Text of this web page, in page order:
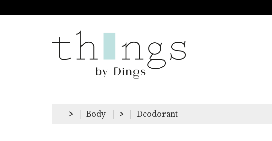
> Body > Deodorant